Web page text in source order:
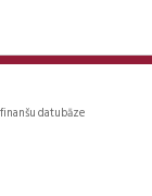
datubāze